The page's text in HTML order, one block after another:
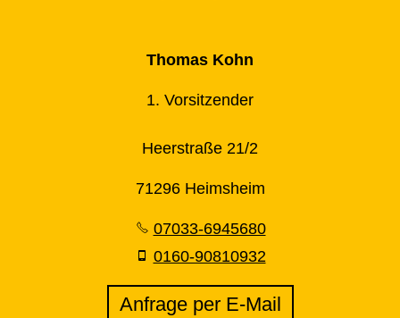
Thomas Kohn
1. Vorsitzender
Heerstraße 21/2
71296 Heimsheim
07033-6945680
0160-90810932
Anfrage per E-Mail